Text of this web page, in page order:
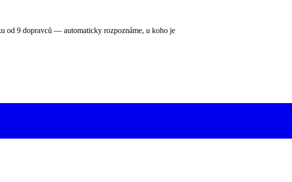
od 9 dopravců — automaticky rozpoznáme, u koho je